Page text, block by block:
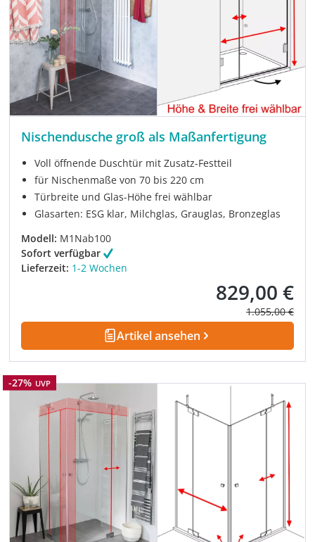
Nischendusche groß als Maßanfertigung
Voll öffnende Duschtür mit Zusatz-Festteil
für Nischenmaße von 70 bis 220 cm
Türbreite und Glas-Höhe frei wählbar
Glasarten: ESG klar, Milchglas, Grauglas, Bronzeglas
Modell: M1Nab100
Sofort verfügbar
Lieferzeit: 1-2 Wochen
Verkaufspreis:
829,00 €
Regulärer
1.055,00 €
Artikel ansehen
Rabatt
-27% UVP